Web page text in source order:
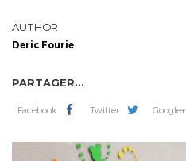
AUTHOR
Deric Fourie
PARTAGER...
Facebook Twitter Google+